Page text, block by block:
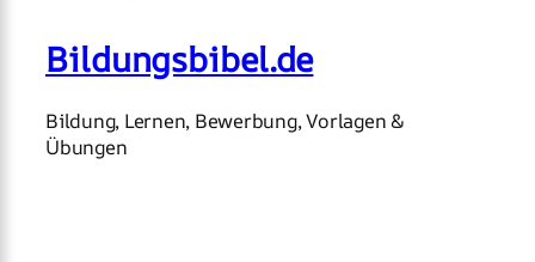
Bildungsbibel.de
Bildung, Lernen, Bewerbung, Vorlagen &
Übungen